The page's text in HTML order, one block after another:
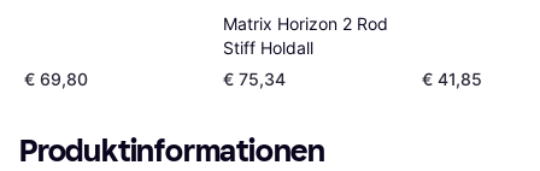
€ 69,80
Matrix Horizon 2 Rod
Stiff Holdall
€ 75,34
€ 41,85
Produktinformationen